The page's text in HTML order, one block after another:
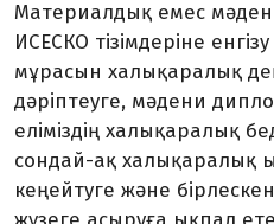
Материалдық емес
ИСЕСКО тізімдеріне
мұрасын халықаралық
дәріптеуге, мәдени
еліміздің халықаралық
сондай-ақ халықаралық
кеңейтуге және